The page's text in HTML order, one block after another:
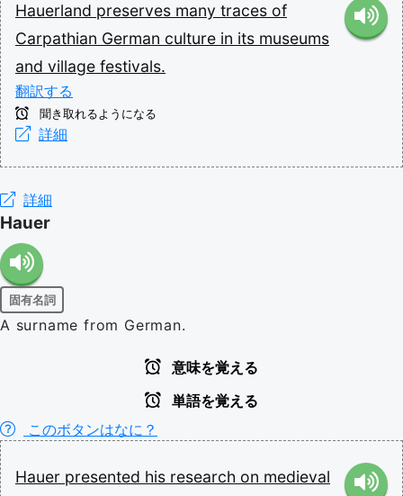
Hauerland preserves many traces of
Carpathian German culture in its museums
and village festivals.
翻訳する
聞き取れるようになる
詳細
詳細
Hauer
固有名詞
A surname from German.
意味を覚える
単語を覚える
このボタンはなに？
Hauer presented his research on medieval